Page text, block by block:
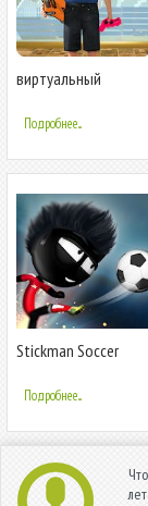
виртуальный
симулятор 2018
Подробнее...
Stickman Soccer
Подробнее...